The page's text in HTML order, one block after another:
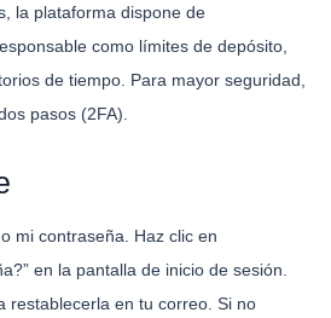
la plataforma dispone de
como límites de depósito,
de tiempo. Para mayor seguridad,
pasos (2FA).
mi contraseña. Haz clic en
en la pantalla de inicio de sesión.
restablecerla en tu correo. Si no